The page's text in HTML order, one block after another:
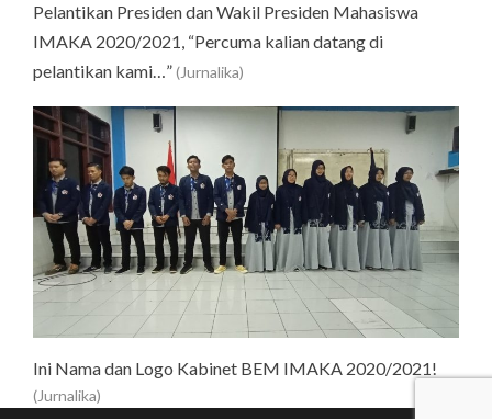
Pelantikan Presiden dan Wakil Presiden Mahasiswa
IMAKA 2020/2021, “Percuma kalian datang di
pelantikan kami…”(Jurnalika)
Ini Nama dan Logo Kabinet BEM IMAKA 2020/2021!
(Jurnalika)